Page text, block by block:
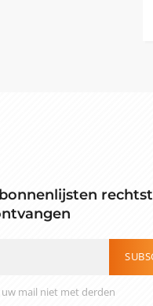
mail niet met derden